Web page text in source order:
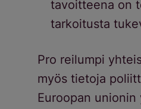
tavoitteena on
tarkoitusta
Pro reilumpi
myös tietoja
Euroopan